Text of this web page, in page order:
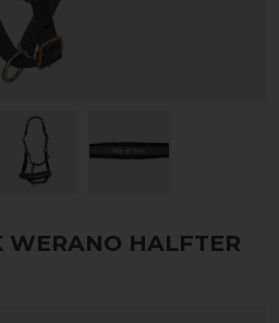
WERANO HALFTER